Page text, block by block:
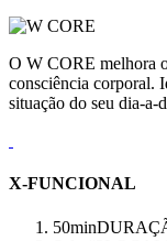
O W CORE melhora
consciência corporal.
situação do seu dia-a-
X-FUNCIONAL
50min